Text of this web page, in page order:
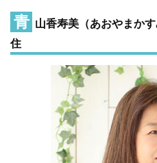
青 山香寿美（あおやまか
住